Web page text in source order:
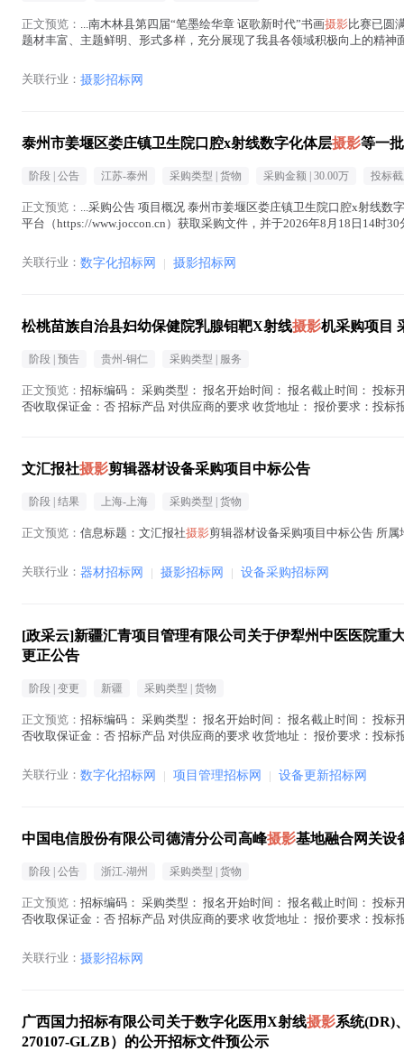
正文预览： ...南木林县第四届“笔墨绘华章 讴歌新时代”书画摄影 比赛已圆
题材丰富、主题鲜明、形式多样，充分展现了我县各领域积极向上的精
关联行业： 摄影招标网
泰州市姜堰区娄庄镇卫生院口腔x射线数字化体层摄影等一
阶段 | 公告 江苏-泰州 采购类型 | 货物 采购金额 | 30.00万 投标
正文预览： ...采购公告 项目概况 泰州市姜堰区娄庄镇卫生院口腔x射线数
平台（https://www.joccon.cn）获取采购文件，并于2026年8月18日14时
关联行业： 数字化招标网 | 摄影招标网
松桃苗族自治县妇幼保健院乳腺钼靶X射线摄影机采购项目
阶段 | 预告 贵州-铜仁 采购类型 | 服务
正文预览： 招标编码： 采购类型： 报名开始时间： 报名截止时间： 投
否收取保证金：否 招标产品 对供应商的要求 收货地址： 报价要求：投
文汇报社摄影剪辑器材设备采购项目中标公告
阶段 | 结果 上海-上海 采购类型 | 货物
正文预览： 信息标题：文汇报社摄影剪辑器材设备采购项目中标公告 所
关联行业： 器材招标网 | 摄影招标网 | 设备采购招标网
[政采云]新疆汇青项目管理有限公司关于伊犁州中医医院重
更正公告
阶段 | 变更 新疆 采购类型 | 货物
正文预览： 招标编码： 采购类型： 报名开始时间： 报名截止时间： 投
否收取保证金：否 招标产品 对供应商的要求 收货地址： 报价要求：投
关联行业： 数字化招标网 | 项目管理招标网 | 设备更新招标网
中国电信股份有限公司德清分公司高峰摄影基地融合网关设
阶段 | 公告 浙江-湖州 采购类型 | 货物
正文预览： 招标编码： 采购类型： 报名开始时间： 报名截止时间： 投
否收取保证金：否 招标产品 对供应商的要求 收货地址： 报价要求：投
关联行业： 摄影招标网
广西国力招标有限公司关于数字化医用X射线摄影系统(DR)
270107-GLZB）的公开招标文件预公示